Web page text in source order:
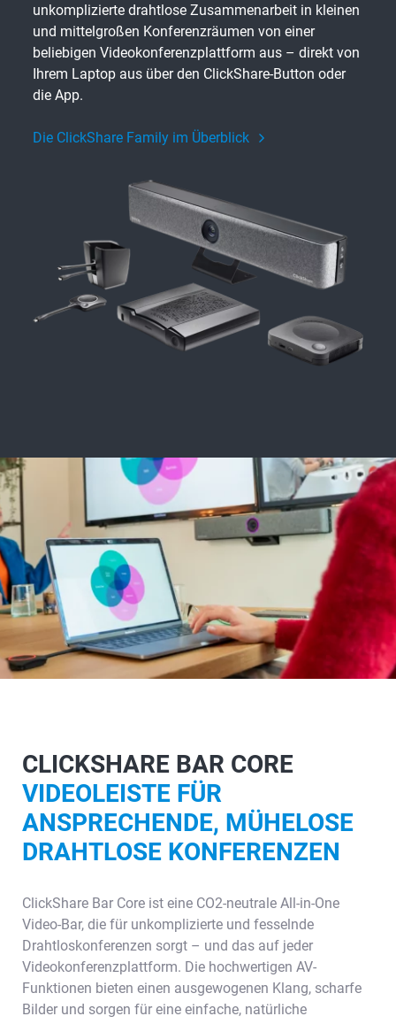
unkomplizierte drahtlose Zusammenarbeit in kleinen
und mittelgroßen Konferenzräumen von einer
beliebigen Videokonferenzplattform aus – direkt von
Ihrem Laptop aus über den ClickShare-Button oder
die App.
Die ClickShare Family im Überblick
CLICKSHARE BAR CORE
VIDEOLEISTE FÜR
ANSPRECHENDE, MÜHELOSE
DRAHTLOSE KONFERENZEN
ClickShare Bar Core ist eine CO2-neutrale All-in-One
Video-Bar, die für unkomplizierte und fesselnde
Drahtloskonferenzen sorgt – und das auf jeder
Videokonferenzplattform. Die hochwertigen AV-
Funktionen bieten einen ausgewogenen Klang, scharfe
Bilder und sorgen für eine einfache, natürliche